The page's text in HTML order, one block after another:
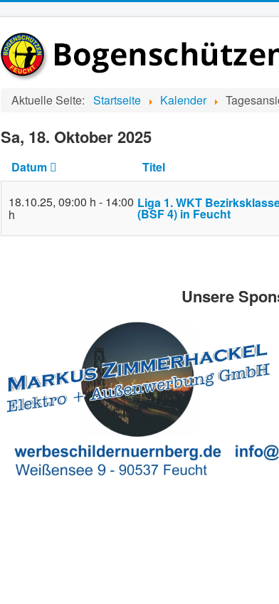
Aktuelle Seite: Startseite Kalender
Sa, 18. Oktober 2025
Datum Titel
18.10.25, 09:00 h - 14:00
h
Liga 1. WKT
(BSF 4) in Feucht
Unsere